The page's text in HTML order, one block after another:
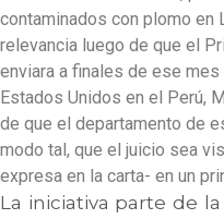
contaminados con plomo en
relevancia luego de que el
enviara a finales de ese
Estados Unidos en el Perú,
de que el departamento de
modo tal, que el juicio sea
expresa en la carta- en un
La iniciativa parte de